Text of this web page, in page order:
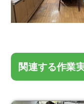
関連する作業